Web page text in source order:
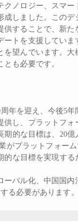
ノロジー、スマ
しました。この
することで、新
トを支援してい
を望んでいます。
も必要です。
年を迎え、今後5
し、プラットフ
期的な目標は、20
がプラットフォー
な目標を実現す
バル化、中国国
る必要があります。